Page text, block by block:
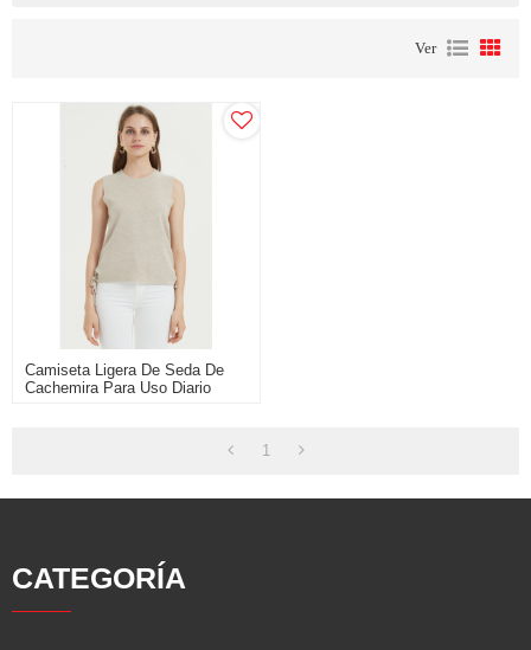
Ver
Camiseta Ligera De Seda De
Cachemira Para Uso Diario
1
CATEGORÍA